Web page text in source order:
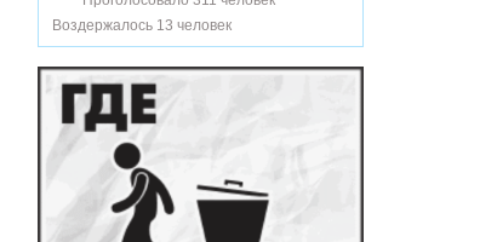
Воздержалось 13 человек